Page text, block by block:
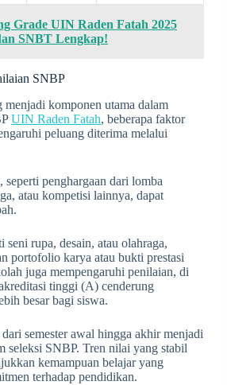
Grade UIN Raden Fatah 2025
SNBT Lengkap!
SNBP
menjadi komponen utama dalam
UIN Raden Fatah, beberapa faktor
peluang diterima melalui
seperti penghargaan dari lomba
atau kompetisi lainnya, dapat
seni rupa, desain, atau olahraga,
portofolio karya atau bukti prestasi
juga mempengaruhi penilaian, di
tinggi (A) cenderung
besar bagi siswa.
semester awal hingga akhir menjadi
seleksi SNBP. Tren nilai yang stabil
kemampuan belajar yang
terhadap pendidikan.